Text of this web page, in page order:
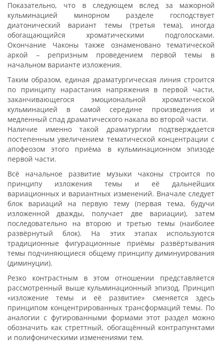
Показательно, что в следующем вслед за мажорной
кульминацией минорном разделе господствует
диатонический вариант темы (третья тема), иногда
обогащающийся хроматическими подголосками.
Окончание Чаконы также ознаменовано тематической
аркой – репризным проведением первой темы в
начальном варианте изложения.
Таким образом, единая драматургическая линия строится
по принципу нарастания напряжения в первой части,
заканчивающегося эмоциональной хроматической
кульминацией в самой середине произведения и
медленный спад драматического накала во второй части.
Наличие именно такой драматургии подтверждается
постепенным увеличением тематической концентрации с
апофеозом этого приёма в кульминационном эпизоде
первой части.
Всё начальное развитие музыки чаконы строится по
принципу изложения темы и её дальнейших
вариационных и вариантных изменений. Вначале следует
блок вариаций на первую тему (первая тема, будучи
изложенной дважды, получает две вариации), затем
последовательно на второю и третью темы (наиболее
развёрнутый блок). На этих этапах используются
традиционные фигурационные приёмы развёртывания
темы подчиняющиеся общему принципу диминуирования
(диминуции).
Резко контрастным в этом отношении представляется
рассмотренный выше кульминационный эпизод. Принцип
«изложение темы и её развитие» сменяется здесь
принципом концентрированных трансформаций темы. По
аналогии с фугированными формами этот раздел можно
обозначить как стреттный, обогащённый контрапунктами
и полифоническими изменениями тем.